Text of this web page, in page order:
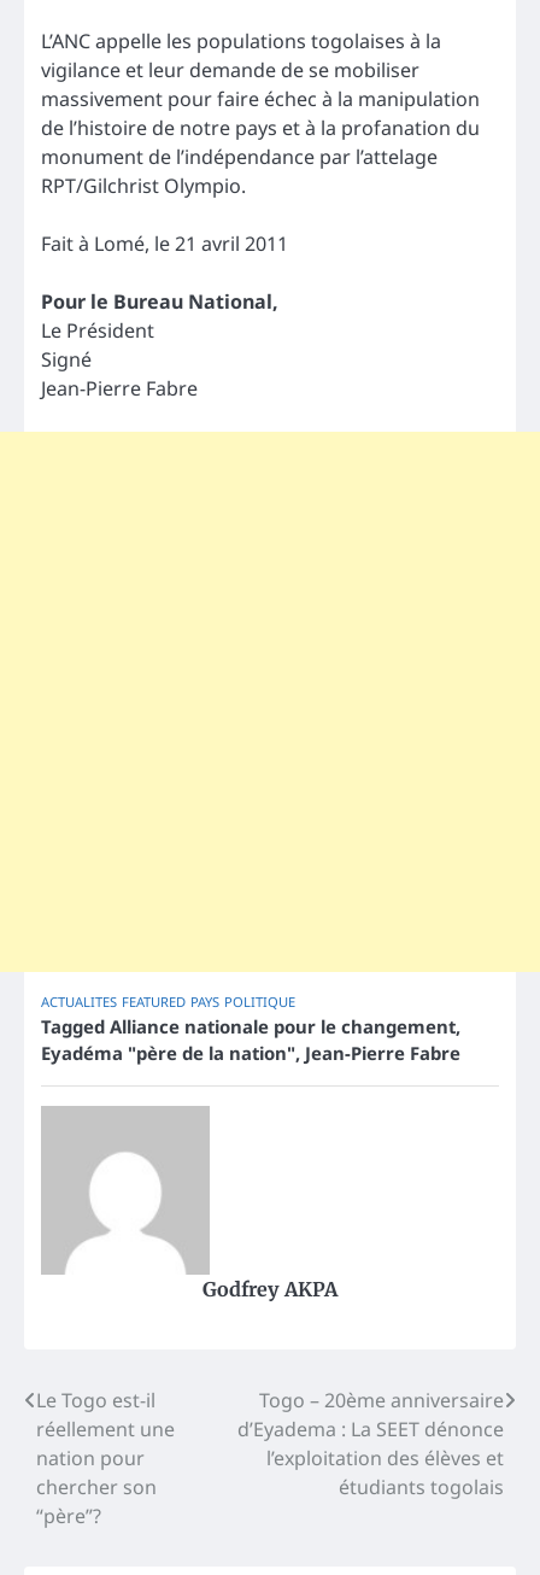
L’ANC appelle les populations togolaises à la
vigilance et leur demande de se mobiliser
massivement pour faire échec à la manipulation
de l’histoire de notre pays et à la profanation du
monument de l’indépendance par l’attelage
RPT/Gilchrist Olympio.
Fait à Lomé, le 21 avril 2011
Pour le Bureau National,
Le Président
Signé
Jean-Pierre Fabre
ACTUALITES FEATURED PAYS POLITIQUE
Tagged Alliance nationale pour le changement,
Eyadéma "père de la nation", Jean-Pierre Fabre
Godfrey AKPA
Post
navigation
Le Togo est-il
réellement une
nation pour
chercher son
“père”?
Togo – 20ème anniversaire
d’Eyadema : La SEET dénonce
l’exploitation des élèves et
étudiants togolais